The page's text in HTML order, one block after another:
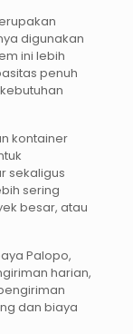
digunakan
ini lebih
penuh
kontainer
sekaligus
sering
besar, atau
Palopo,
harian,
dan biaya